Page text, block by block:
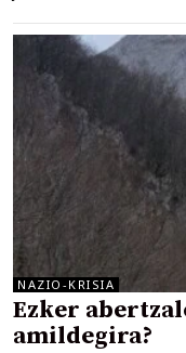
NAZIO-KRISIA
Ezker
amildegira?